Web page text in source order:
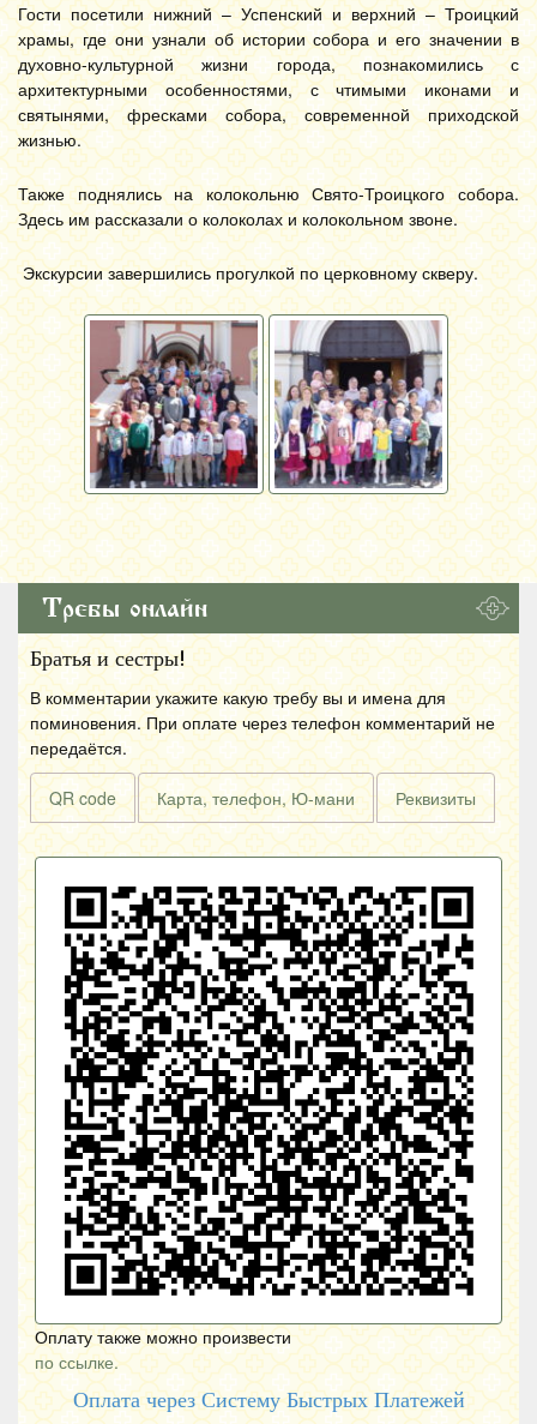
Гости посетили нижний – Успенский и верхний – Троицкий
храмы, где они узнали об истории собора и его значении в
духовно-культурной жизни города, познакомились с
архитектурными особенностями, с чтимыми иконами и
святынями, фресками собора, современной приходской
жизнью.
Также поднялись на колокольню Свято-Троицкого собора.
Здесь им рассказали о колоколах и колокольном звоне.
Экскурсии завершились прогулкой по церковному скверу.
Требы онлайн
Братья и сестры!
В комментарии укажите какую требу вы и имена для
поминовения. При оплате через телефон комментарий не
передаётся.
QR code Карта, телефон, Ю-мани Реквизиты
Оплату также можно произвести
по ссылке.
Оплата через Систему Быстрых Платежей